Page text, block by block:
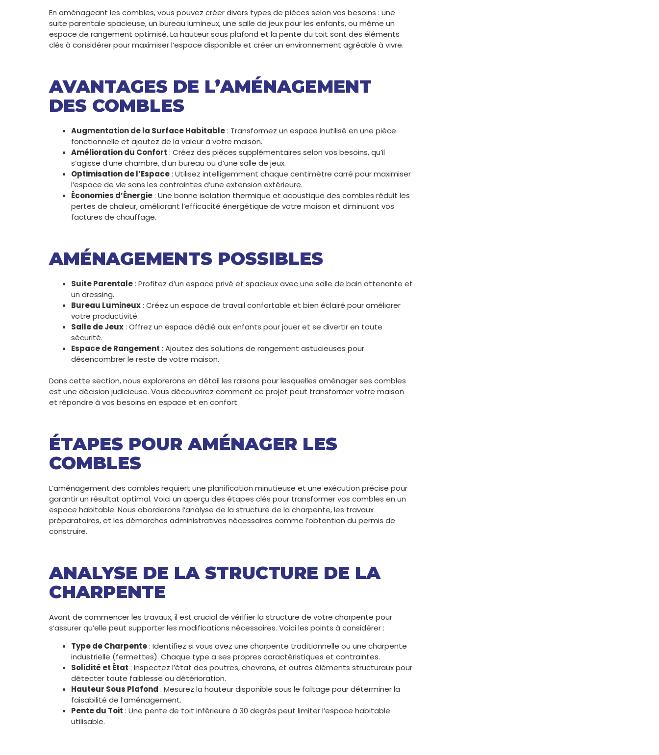
En aménageant les combles, vous pouvez créer divers types de pièces selon vos besoins : une
suite parentale spacieuse, un bureau lumineux, une salle de jeux pour les enfants, ou même un
espace de rangement optimisé. La hauteur sous plafond et la pente du toit sont des éléments
clés à considérer pour maximiser l’espace disponible et créer un environnement agréable à vivre.
AVANTAGES DE L’AMÉNAGEMENT
DES COMBLES
Augmentation de la Surface Habitable: Transformez un espace inutilisé en une pièce
fonctionnelle et ajoutez de la valeur à votre maison.
Amélioration du Confort : Créez des pièces supplémentaires selon vos besoins, qu’il
s’agisse d’une chambre, d’un bureau ou d’une salle de jeux.
Optimisation de l’Espace: Utilisez intelligemment chaque centimètre carré pour maximiser
l’espace de vie sans les contraintes d’une extension extérieure.
Économies d’Énergie: Une bonne isolation thermique et acoustique des combles réduit les
pertes de chaleur, améliorant l’efficacité énergétique de votre maison et diminuant vos
factures de chauffage.
AMÉNAGEMENTS POSSIBLES
Suite Parentale: Profitez d’un espace privé et spacieux avec une salle de bain attenante et
un dressing.
Bureau Lumineux: Créez un espace de travail confortable et bien éclairé pour améliorer
votre productivité.
Salle de Jeux: Offrez un espace dédié aux enfants pour jouer et se divertir en toute
sécurité.
Espace de Rangement : Ajoutez des solutions de rangement astucieuses pour
désencombrer le reste de votre maison.
Dans cette section, nous explorerons en détail les raisons pour lesquelles aménager ses combles
est une décision judicieuse. Vous découvrirez comment ce projet peut transformer votre maison
et répondre à vos besoins en espace et en confort.
ÉTAPES POUR AMÉNAGER LES
COMBLES
L’aménagement des combles requiert une planification minutieuse et une exécution précise pour
garantir un résultat optimal. Voici un aperçu des étapes clés pour transformer vos combles en un
espace habitable. Nous aborderons l’analyse de la structure de la charpente, les travaux
préparatoires, et les démarches administratives nécessaires comme l’obtention du permis de
construire.
ANALYSE DE LA STRUCTURE DE LA
CHARPENTE
Avant de commencer les travaux, il est crucial de vérifier la structure de votre charpente pour
s’assurer qu’elle peut supporter les modifications nécessaires. Voici les points à considérer :
Type de Charpente: Identifiez si vous avez une charpente traditionnelle ou une charpente
industrielle (fermettes). Chaque type a ses propres caractéristiques et contraintes.
Solidité et État : Inspectez l’état des poutres, chevrons, et autres éléments structuraux pour
détecter toute faiblesse ou détérioration.
Hauteur Sous Plafond : Mesurez la hauteur disponible sous le faîtage pour déterminer la
faisabilité de l’aménagement.
Pente du Toit : Une pente de toit inférieure à 30 degrés peut limiter l’espace habitable
utilisable.